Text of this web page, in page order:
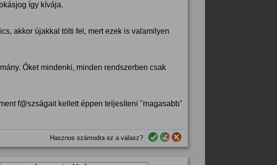
így kívája.
akkor újakkal tölti fel, mert ezek is valamilyen
Őket mindenki, minden rendszerben csak
f@szságait kellett éppen teljesíteni "magasabb"
Hasznos számodra ez a válasz?